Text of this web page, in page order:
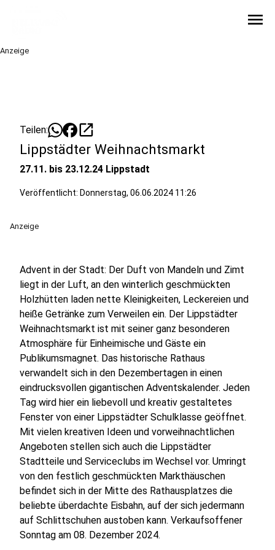
menu
Anzeige
Teilen: open_in_new
Lippstädter Weihnachtsmarkt
27.11. bis 23.12.24 Lippstadt
Veröffentlicht: Donnerstag, 06.06.2024 11:26
Anzeige
Advent in der Stadt: Der Duft von Mandeln und Zimt
liegt in der Luft, an den winterlich geschmückten
Holzhütten laden nette Kleinigkeiten, Leckereien und
heiße Getränke zum Verweilen ein. Der Lippstädter
Weihnachtsmarkt ist mit seiner ganz besonderen
Atmosphäre für Einheimische und Gäste ein
Publikumsmagnet. Das historische Rathaus
verwandelt sich in den Dezembertagen in einen
eindrucksvollen gigantischen Adventskalender. Jeden
Tag wird hier ein liebevoll und kreativ gestaltetes
Fenster von einer Lippstädter Schulklasse geöffnet.
Mit vielen kreativen Ideen und vorweihnachtlichen
Angeboten stellen sich auch die Lippstädter
Stadtteile und Serviceclubs im Wechsel vor. Umringt
von den festlich geschmückten Markthäuschen
befindet sich in der Mitte des Rathausplatzes die
beliebte überdachte Eisbahn, auf der sich jedermann
auf Schlittschuhen austoben kann. Verkaufsoffener
Sonntag am 08. Dezember 2024.